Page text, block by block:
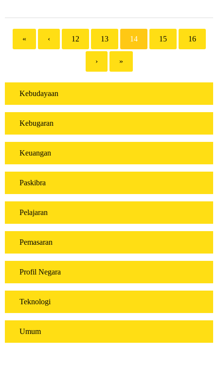
« ‹ 12 13 14 15 16
› »
Kebudayaan
Kebugaran
Keuangan
Paskibra
Pelajaran
Pemasaran
Profil Negara
Teknologi
Umum